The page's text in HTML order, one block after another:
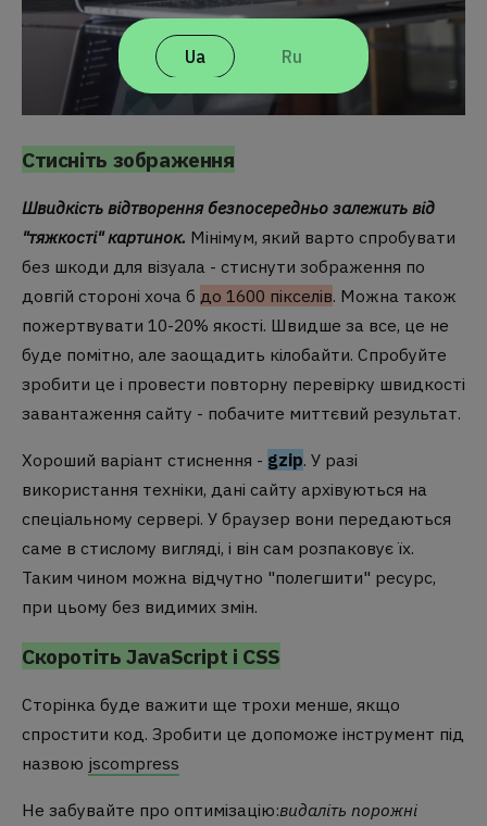
Ua Ru
Стисніть зображення
Швидкість відтворення безпосередньо залежить від
"тяжкості" картинок. Мінімум, який варто спробувати
без шкоди для візуала - стиснути зображення по
довгій стороні хоча б до 1600 пікселів. Можна також
пожертвувати 10-20% якості. Швидше за все, це не
буде помітно, але заощадить кілобайти. Спробуйте
зробити це і провести повторну перевірку швидкості
завантаження сайту - побачите миттєвий результат.
Хороший варіант стиснення - gzip. У разі
використання техніки, дані сайту архівуються на
спеціальному сервері. У браузер вони передаються
саме в стислому вигляді, і він сам розпаковує їх.
Таким чином можна відчутно "полегшити" ресурс,
при цьому без видимих змін.
Скоротіть JavaScript і CSS
Сторінка буде важити ще трохи менше, якщо
спростити код. Зробити це допоможе інструмент під
назвою jscompress
Не забувайте про оптимізацію:видаліть порожні